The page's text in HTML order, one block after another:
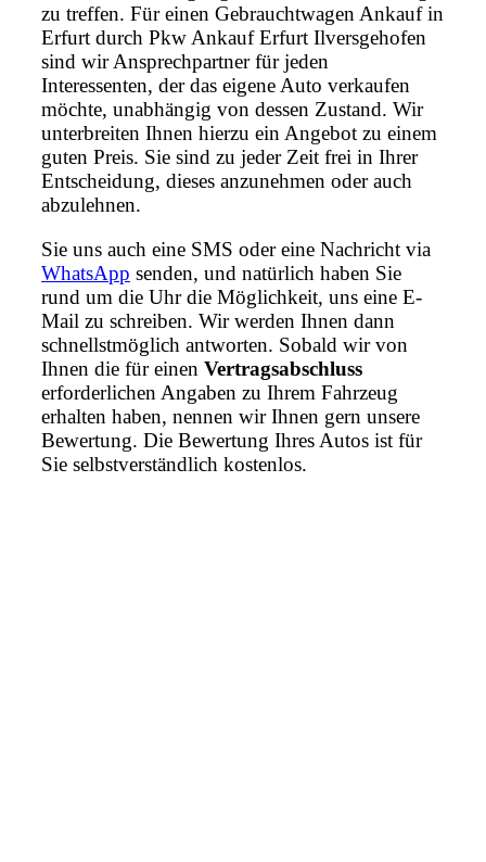
zu treffen. Für einen Gebrauchtwagen Ankauf in
Erfurt durch Pkw Ankauf Erfurt Ilversgehofen
sind wir Ansprechpartner für jeden
Interessenten, der das eigene Auto verkaufen
möchte, unabhängig von dessen Zustand. Wir
unterbreiten Ihnen hierzu ein Angebot zu einem
guten Preis. Sie sind zu jeder Zeit frei in Ihrer
Entscheidung, dieses anzunehmen oder auch
abzulehnen.
Sie uns auch eine SMS oder eine Nachricht via
WhatsApp senden, und natürlich haben Sie
rund um die Uhr die Möglichkeit, uns eine E-
Mail zu schreiben. Wir werden Ihnen dann
schnellstmöglich antworten. Sobald wir von
Ihnen die für einen Vertragsabschluss
erforderlichen Angaben zu Ihrem Fahrzeug
erhalten haben, nennen wir Ihnen gern unsere
Bewertung. Die Bewertung Ihres Autos ist für
Sie selbstverständlich kostenlos.